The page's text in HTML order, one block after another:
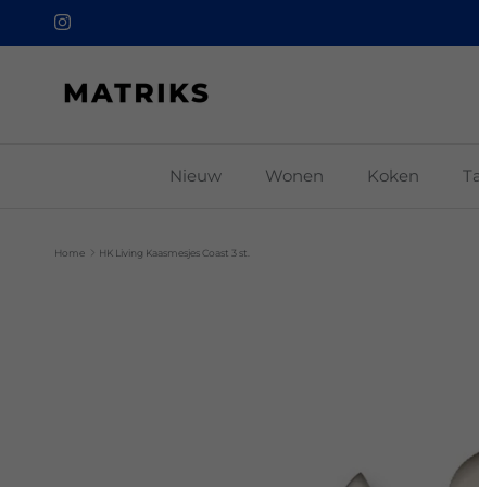
Instagram
Nieuw Wonen Koken
Home HK Living Kaasmesjes Coast 3 st.